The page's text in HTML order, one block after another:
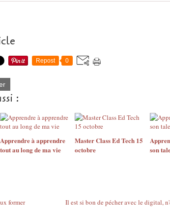
Repost 0
:
Apprendre à apprendre
tout au long de ma vie
Master Class Ed Tech 15
octobre
son
former Il est si bon de pécher avec le digital,